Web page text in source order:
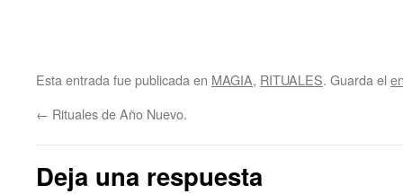
Esta entrada fue publicada en MAGIA, RITUALES. Guarda el
← Rituales de Año Nuevo.
Deja una respuesta